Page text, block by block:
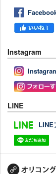
Instagram
LINE
LINE